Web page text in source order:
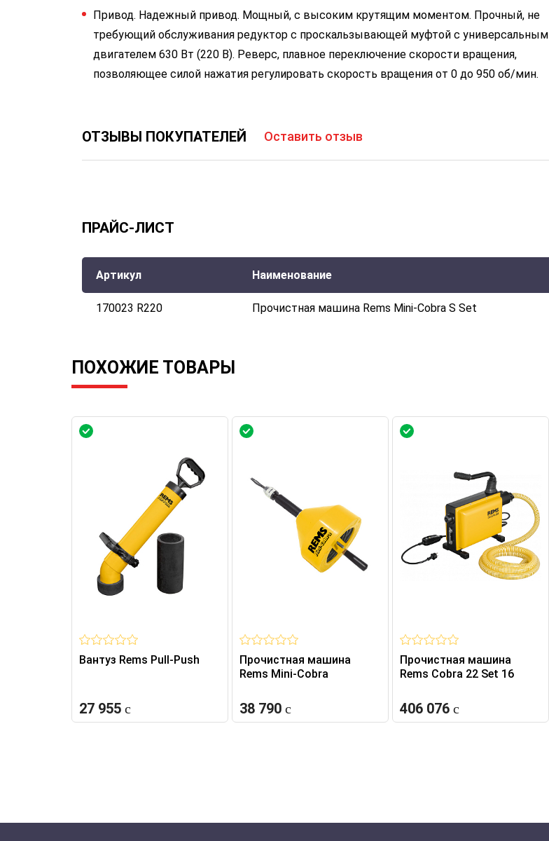
Привод. Надежный привод. Мощный, с высоким крутящим моментом. Прочный, не
требующий обслуживания редуктор с проскальзывающей муфтой с универсальным
двигателем 630 Вт (220 В). Реверс, плавное переключение скорости вращения,
позволяющее силой нажатия регулировать скорость вращения от 0 до 950 об/мин.
ОТЗЫВЫ ПОКУПАТЕЛЕЙ Оставить отзыв
ПРАЙС-ЛИСТ
Артикул Наименование
170023 R220 Прочистная машина Rems Mini-Cobra S Set
ПОХОЖИЕ ТОВАРЫ
Вантуз Rems Pull-Push
27 955
Прочистная машина
Rems Mini-Cobra
38 790
Прочистная машина
Rems Cobra 22 Set 16
406 076